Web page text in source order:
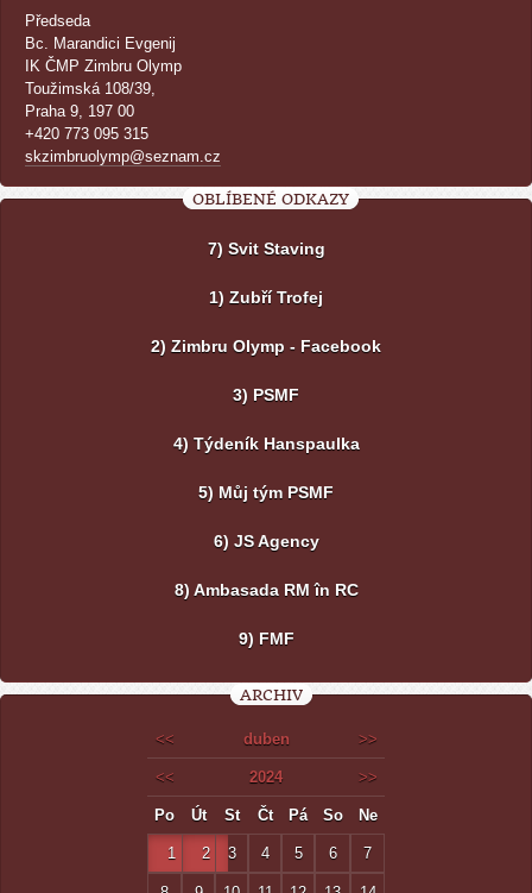
Předseda
Bc. Marandici Evgenij
IK ČMP Zimbru Olymp
Toužimská 108/39,
Praha 9, 197 00
+420 773 095 315
skzimbruolymp@seznam.cz
OBLÍBENÉ ODKAZY
7) Svit Staving
1) Zubří Trofej
2) Zimbru Olymp - Facebook
3) PSMF
4) Týdeník Hanspaulka
5) Můj tým PSMF
6) JS Agency
8) Ambasada RM în RC
9) FMF
ARCHIV
<< duben >>
<< 2024 >>
Po Út St Čt Pá So Ne
1 2 3 4 5 6 7